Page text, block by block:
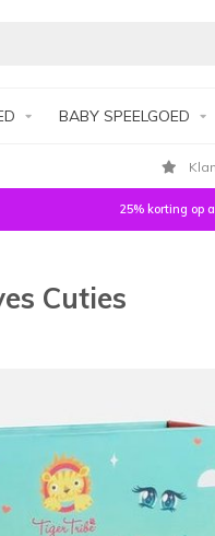
BABY SPEELGOED
25% korting op
Cuties